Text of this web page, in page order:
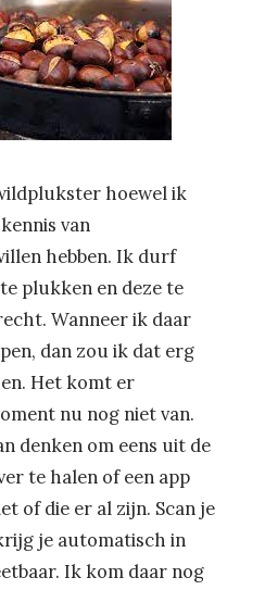
hoewel ik
van
hebben. Ik durf
plukken en deze te
Wanneer ik daar
dan zou ik dat erg
Het komt er
nu nog niet van.
denken om eens uit de
te halen of een app
of die er al zijn. Scan je
je automatisch in
Ik kom daar nog